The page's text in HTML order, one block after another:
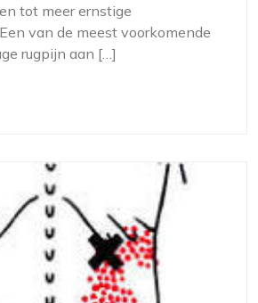
tot meer ernstige
van de meest voorkomende
rugpijn aan […]